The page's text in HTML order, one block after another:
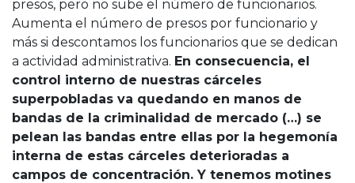
presos, pero no sube el número de funcionarios.
Aumenta el número de presos por funcionario y
más si descontamos los funcionarios que se dedican
a actividad administrativa. En consecuencia, el
control interno de nuestras cárceles
superpobladas va quedando en manos de
bandas de la criminalidad de mercado (…) se
pelean las bandas entre ellas por la hegemonía
interna de estas cárceles deterioradas a
campos de concentración. Y tenemos motines